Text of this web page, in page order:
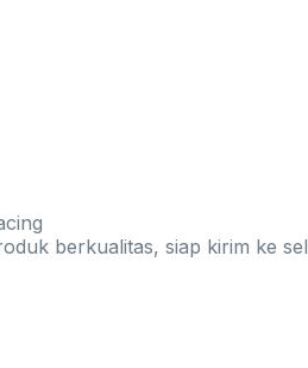
berkualitas, siap kirim ke